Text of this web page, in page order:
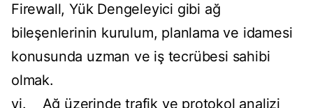
Firewall, Yük Dengeleyici gibi ağ
bileşenlerinin kurulum, planlama ve idamesi
konusunda uzman ve iş tecrübesi sahibi
olmak.
vi. Ağ üzerinde trafik ve protokol analizi